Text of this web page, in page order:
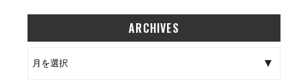
ARCHIVES